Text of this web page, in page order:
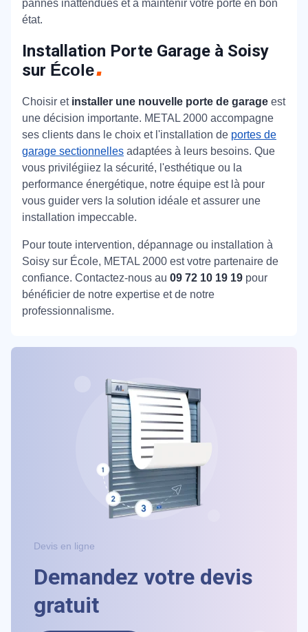
pannes inattendues et à maintenir votre porte en bon
état.
Installation Porte Garage à Soisy
sur École
Choisir et installer une nouvelle porte de garage est
une décision importante. METAL 2000 accompagne
ses clients dans le choix et l'installation de portes de
garage sectionnelles adaptées à leurs besoins. Que
vous privilégiiez la sécurité, l'esthétique ou la
performance énergétique, notre équipe est là pour
vous guider vers la solution idéale et assurer une
installation impeccable.
Pour toute intervention, dépannage ou installation à
Soisy sur École, METAL 2000 est votre partenaire de
confiance. Contactez-nous au 09 72 10 19 19 pour
bénéficier de notre expertise et de notre
professionnalisme.
Devis en ligne
Demandez votre devis
gratuit